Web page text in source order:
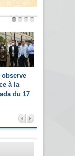
observe
à la
du 17